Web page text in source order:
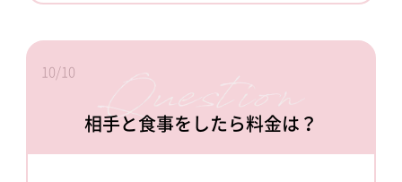
10/10
相手と食事をしたら料金は？